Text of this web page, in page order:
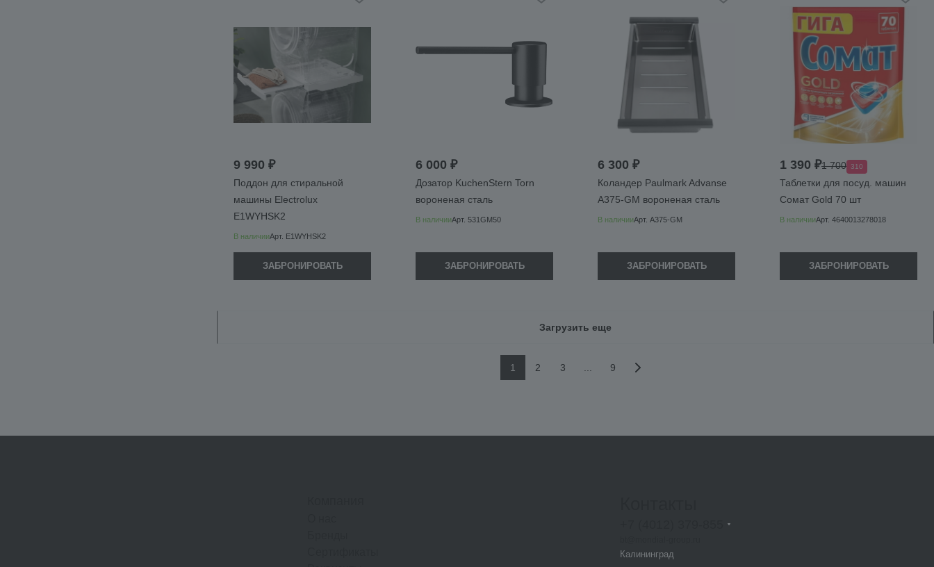
9 990 ₽
Поддон для стиральной
машины Electrolux
E1WYHSK2
В наличииАрт. E1WYHSK2
ЗАБРОНИРОВАТЬ
6 000 ₽
Дозатор KuchenStern Torn
вороненая сталь
В наличииАрт. 531GM50
ЗАБРОНИРОВАТЬ
6 300 ₽
Коландер Paulmark Advanse
A375-GM вороненая сталь
В наличииАрт. A375-GM
ЗАБРОНИРОВАТЬ
1 390 ₽1 700 310
Таблетки для посуд. машин
Сомат Gold 70 шт
В наличииАрт. 4640013278018
ЗАБРОНИРОВАТЬ
Загрузить еще
1 2 3 9
Калининград